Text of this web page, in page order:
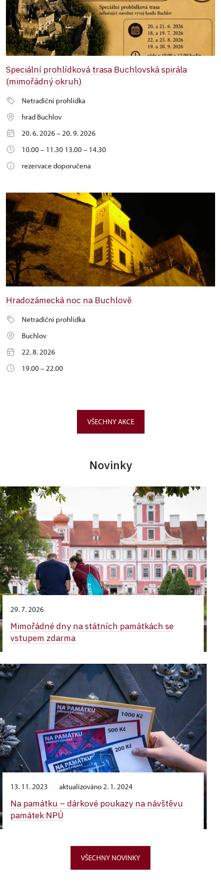
Speciální prohlídková trasa Buchlovská spirála
(mimořádný okruh)
Netradiční prohlídka
hrad Buchlov
20. 6. 2026 – 20. 9. 2026
10.00 – 11.30 13.00 – 14.30
rezervace doporučena
Hradozámecká noc na Buchlově
Netradiční prohlídka
Buchlov
22. 8. 2026
19.00 – 22.00
VŠECHNY AKCE
Novinky
29. 7. 2026
Mimořádné dny na státních památkách se
vstupem zdarma
13. 11. 2023 aktualizováno 2. 1. 2024
Na památku –⁠ dárkové poukazy na návštěvu
památek NPÚ
VŠECHNY NOVINKY